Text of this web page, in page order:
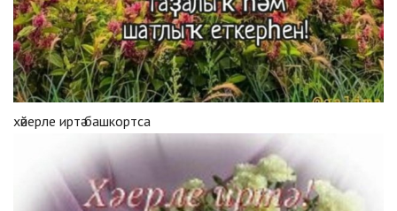
хәйерле иртә башкортса